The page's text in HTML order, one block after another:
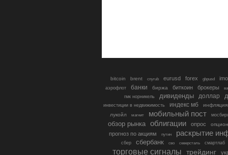
bitcoin brent cnyrub eurusd forex gbpusd
аэрофлот банки биржа биткоин брокеры
гмк норникель
дивиденды доллар
инвестиции в недвижимость индекс мб
инфляция
лукойл
магнит мобильный пост
обзор рынка облигации опрос
прогноз по акциям путин раскрытие
сбер сбербанк сво северсталь смартлаб
торговые сигналы трейдинг